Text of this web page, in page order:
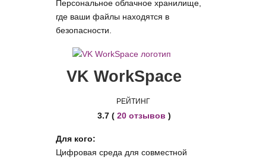
Персональное облачное хранилище,
где ваши файлы находятся в
безопасности.
VK WorkSpace
РЕЙТИНГ
3.7 ( 20 отзывов )
Для кого:
Цифровая среда для совместной